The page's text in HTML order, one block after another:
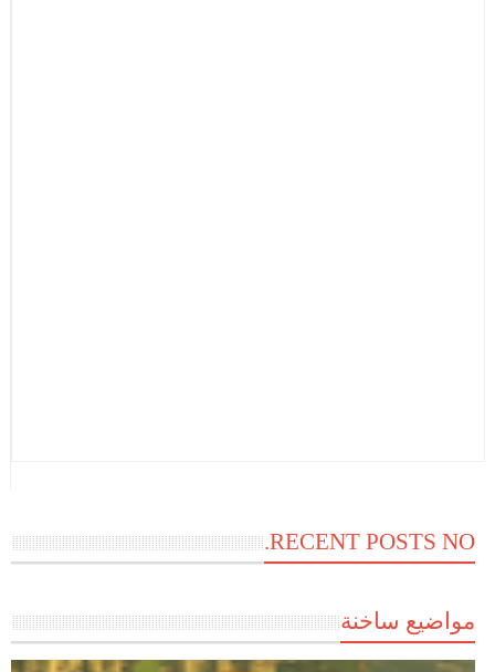
RECENT POSTS NO.
مواضيع ساخنة